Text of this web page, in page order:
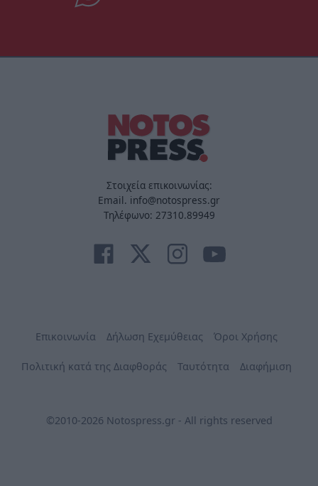
Στοιχεία επικοινωνίας:
Email. info@notospress.gr
Τηλέφωνο: 27310.89949
Επικοινωνία Δήλωση Εχεμύθειας Όροι Χρήσης
Πολιτική κατά της Διαφθοράς Ταυτότητα Διαφήμιση
©2010-2026 Notospress.gr - All rights reserved